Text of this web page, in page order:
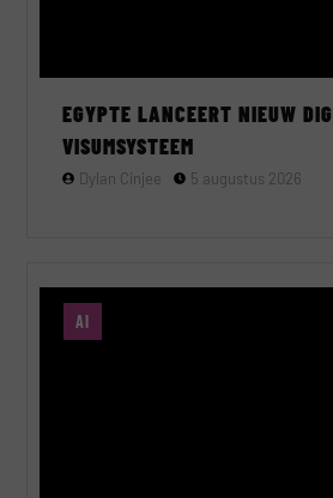
EGYPTE LANCEERT NIEUW
VISUMSYSTEEM
Dylan Cinjee 5 augustus 2026
AI